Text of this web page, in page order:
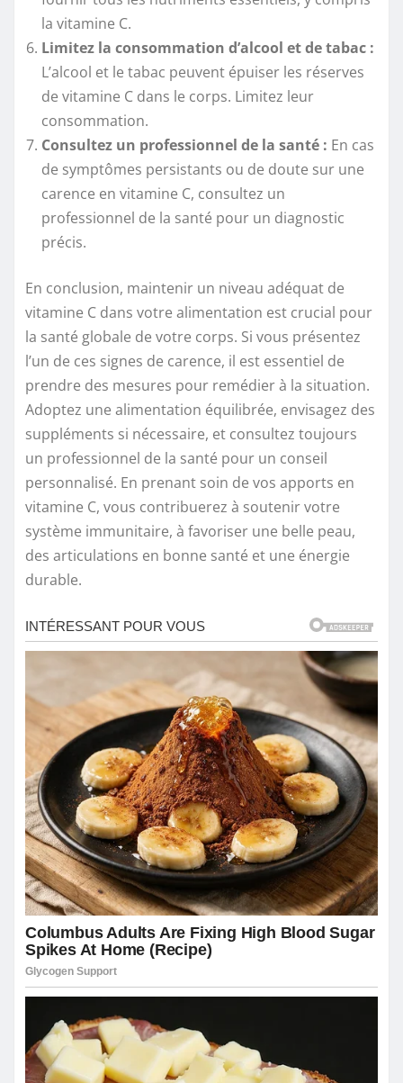
la vitamine C.
Limitez la consommation d’alcool et de tabac :
L’alcool et le tabac peuvent épuiser les réserves
de vitamine C dans le corps. Limitez leur
consommation.
Consultez un professionnel de la santé : En cas
de symptômes persistants ou de doute sur une
carence en vitamine C, consultez un
professionnel de la santé pour un diagnostic
précis.
En conclusion, maintenir un niveau adéquat de
vitamine C dans votre alimentation est crucial pour
la santé globale de votre corps. Si vous présentez
l’un de ces signes de carence, il est essentiel de
prendre des mesures pour remédier à la situation.
Adoptez une alimentation équilibrée, envisagez des
suppléments si nécessaire, et consultez toujours
un professionnel de la santé pour un conseil
personnalisé. En prenant soin de vos apports en
vitamine C, vous contribuerez à soutenir votre
système immunitaire, à favoriser une belle peau,
des articulations en bonne santé et une énergie
durable.